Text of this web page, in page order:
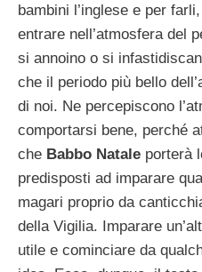
bambini l’inglese e per
entrare nell’atmosfera del
si annoino o si
che il periodo più bello
di noi. Ne percepiscono
comportarsi bene, perché
che Babbo Natale porterà
predisposti ad imparare
magari proprio da
della Vigilia. Imparare
utile e cominciare da